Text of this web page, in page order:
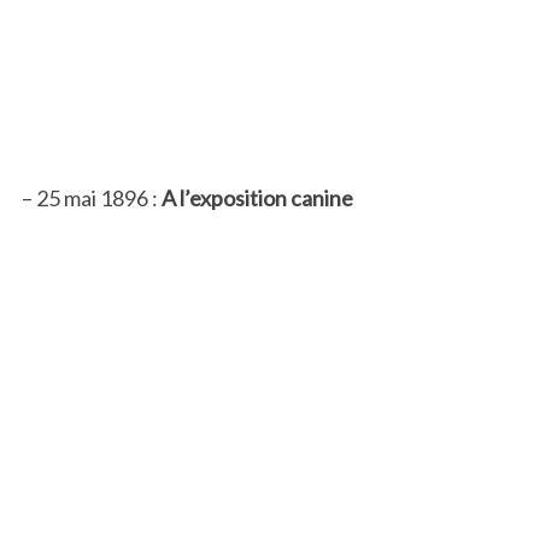
– 25 mai 1896 :A l’exposition canine